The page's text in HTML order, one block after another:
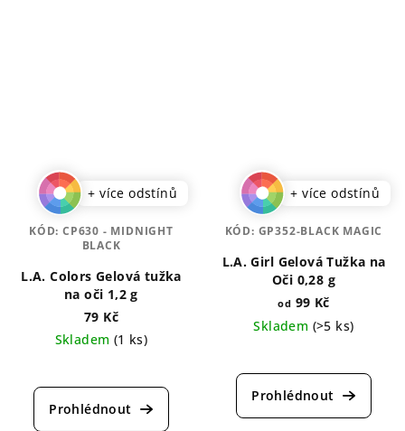
+ více odstínů
L.A. Colors Gelová tužka
na oči 1,2 g
79 Kč
Skladem (1 ks)
hodnocení
produktu
KÓD:CP630 - MIDNIGHT
BLACK
+ více odstínů
L.A. Girl Gelová Tužka na
Oči 0,28 g
od 99 Kč
Skladem (>5 ks)
hodnocení
produktu
KÓD: GP352-BLACK MAGIC